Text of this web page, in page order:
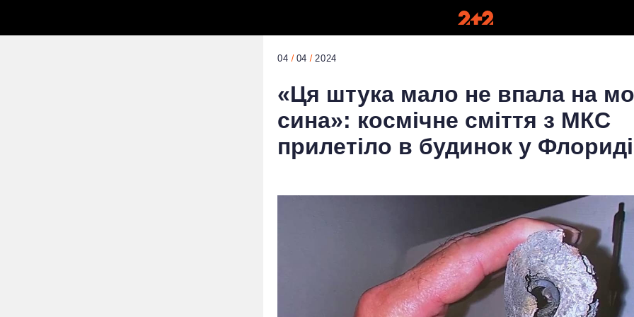
04 04 2024
«Ця штука мало не впала на
сина»: космічне сміття з МКС
прилетіло в будинок у Флориді